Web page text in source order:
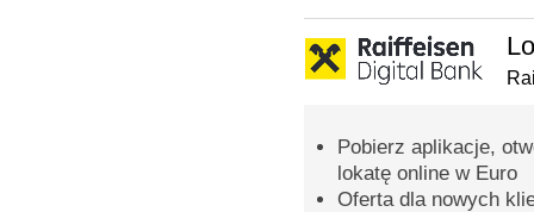
Pobierz aplikacje,
lokatę online w Euro
Oferta dla nowych